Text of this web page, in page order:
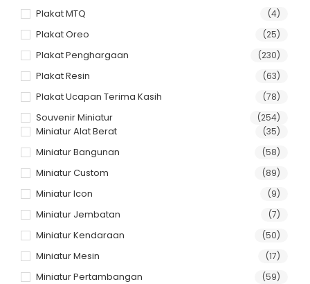
Plakat MTQ (4)
Plakat Oreo (25)
Plakat Penghargaan (230)
Plakat Resin (63)
Plakat Ucapan Terima Kasih (78)
Souvenir Miniatur (254)
Miniatur Alat Berat (35)
Miniatur Bangunan (58)
Miniatur Custom (89)
Miniatur Icon (9)
Miniatur Jembatan (7)
Miniatur Kendaraan (50)
Miniatur Mesin (17)
Miniatur Pertambangan (59)